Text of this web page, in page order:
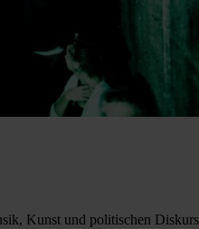
Kunst und politischen